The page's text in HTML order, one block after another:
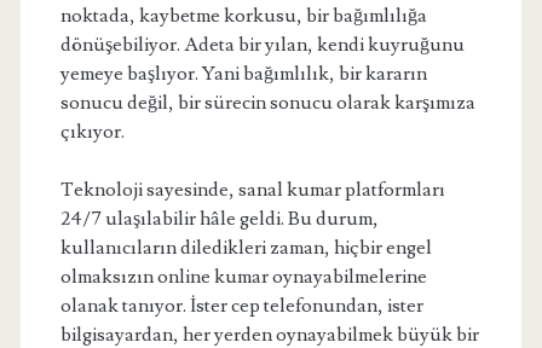
noktada, kaybetme korkusu, bir bağımlılığa
dönüşebiliyor. Adeta bir yılan, kendi kuyruğunu
yemeye başlıyor. Yani bağımlılık, bir kararın
sonucu değil, bir sürecin sonucu olarak karşımıza
çıkıyor.
Teknoloji sayesinde, sanal kumar platformları
24/7 ulaşılabilir hâle geldi. Bu durum,
kullanıcıların diledikleri zaman, hiçbir engel
olmaksızın online kumar oynayabilmelerine
olanak tanıyor. İster cep telefonundan, ister
bilgisayardan, her yerden oynayabilmek büyük bir